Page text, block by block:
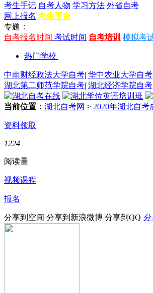
考生手记 自考人物 学习方法 外省自考
网上报名 考生平台
专题：
自考报名时间 考试时间 自考培训 模拟考
热门学校
中南财经政法大学自考| 华中农业大学自考
湖北第二师范学院自考| 湖北经济学院自考
当前位置： 湖北自考网 > 2020年湖北自
资料领取
1224
阅读量
视频课程
报名
分享到空间 分享到新浪微博 分享到QQ 分